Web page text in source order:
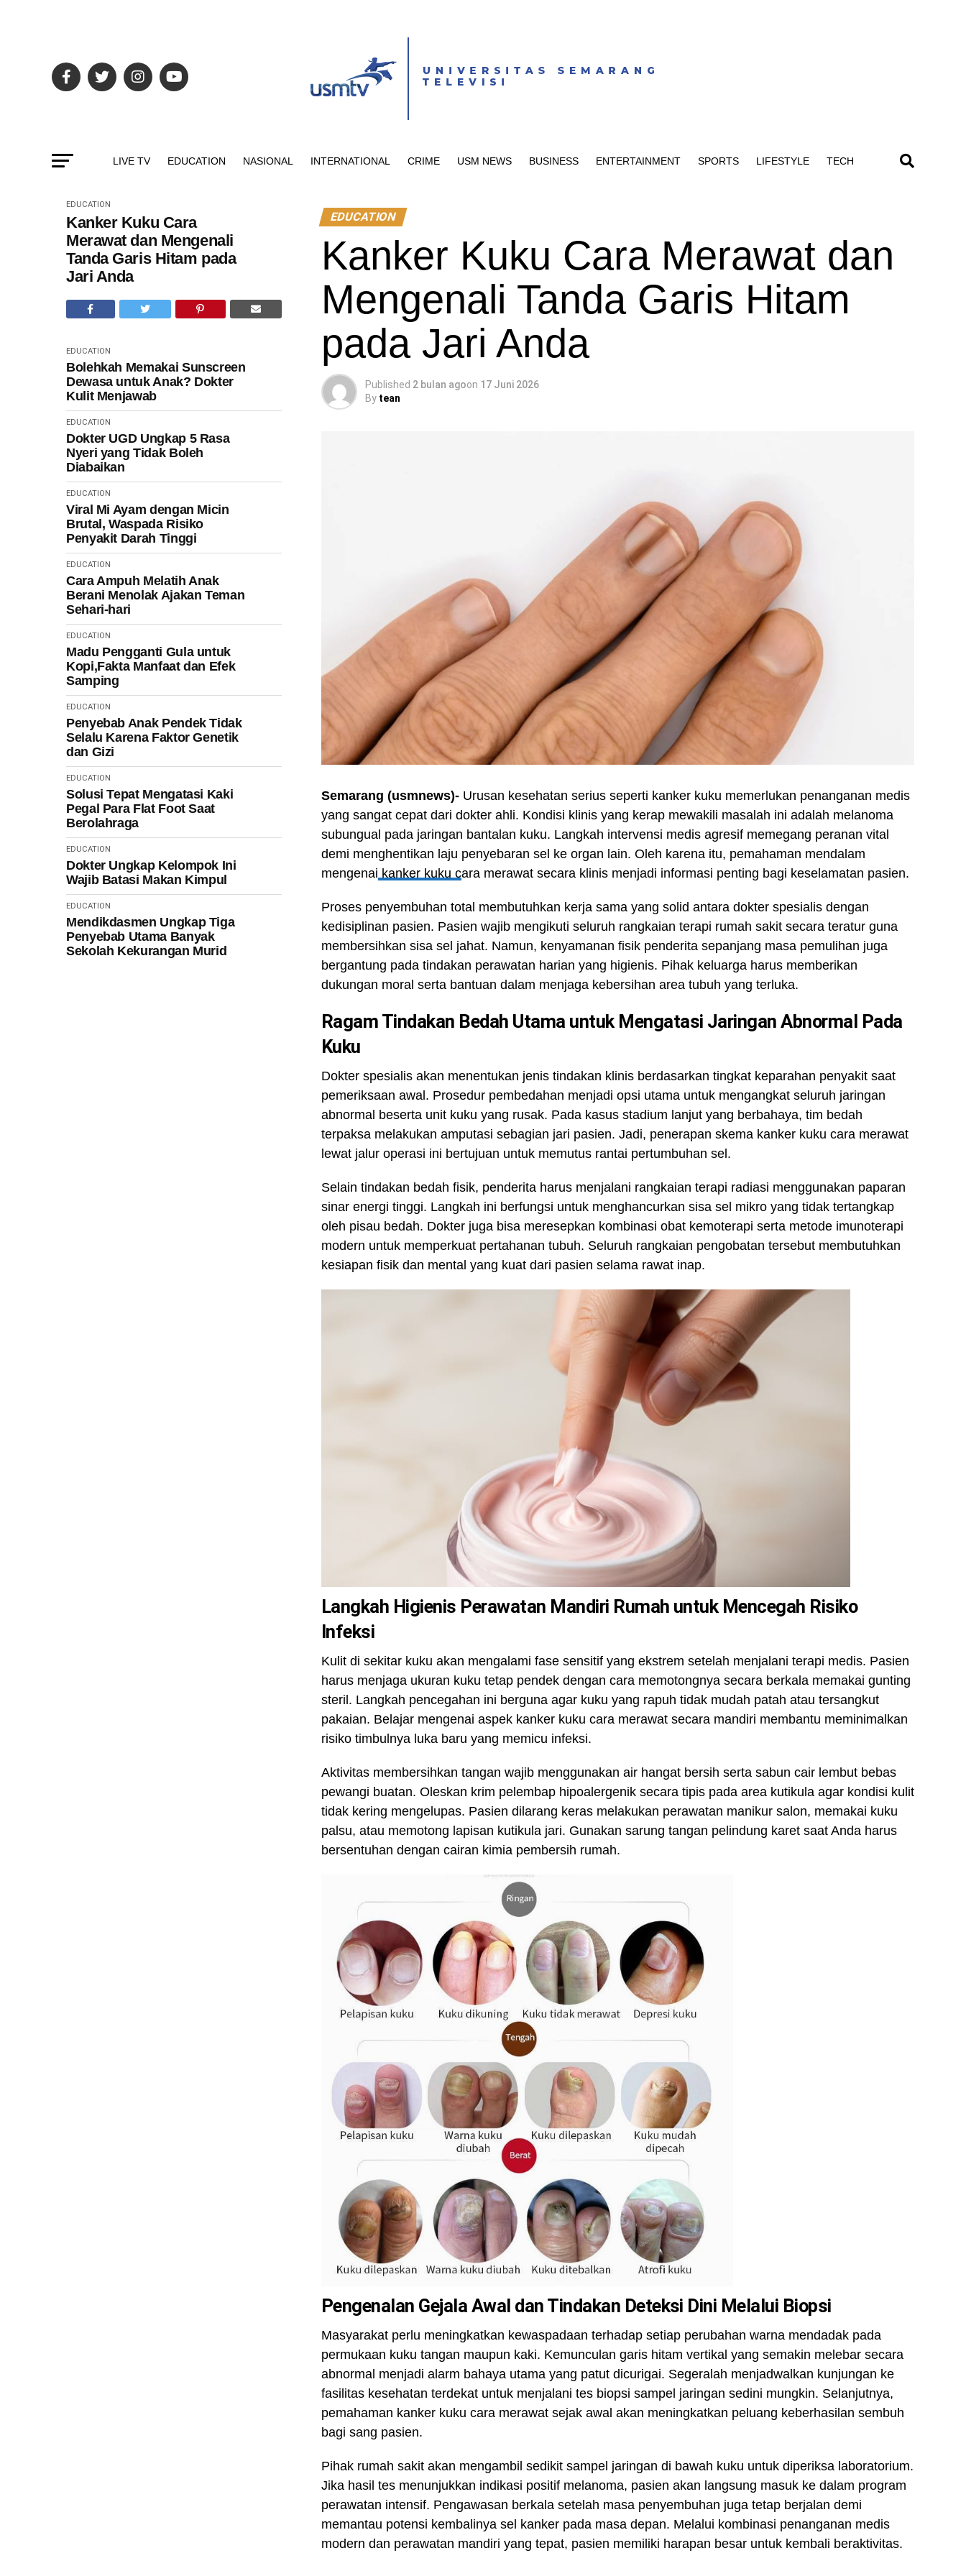
LIVE TV EDUCATION NASIONAL INTERNATIONAL CRIME USM NEWS BUSINESS ENTERTAINMENT SPORTS LIFESTYLE TECH
EDUCATION
Kanker Kuku Cara
Merawat dan Mengenali
Tanda Garis Hitam pada
Jari Anda
EDUCATION
Bolehkah Memakai Sunscreen
Dewasa untuk Anak? Dokter
Kulit Menjawab
EDUCATION
Dokter UGD Ungkap 5 Rasa
Nyeri yang Tidak Boleh
Diabaikan
EDUCATION
Viral Mi Ayam dengan Micin
Brutal, Waspada Risiko
Penyakit Darah Tinggi
EDUCATION
Cara Ampuh Melatih Anak
Berani Menolak Ajakan Teman
Sehari-hari
EDUCATION
Madu Pengganti Gula untuk
Kopi,Fakta Manfaat dan Efek
Samping
EDUCATION
Penyebab Anak Pendek Tidak
Selalu Karena Faktor Genetik
dan Gizi
EDUCATION
Solusi Tepat Mengatasi Kaki
Pegal Para Flat Foot Saat
Berolahraga
EDUCATION
Dokter Ungkap Kelompok Ini
Wajib Batasi Makan Kimpul
EDUCATION
Mendikdasmen Ungkap Tiga
Penyebab Utama Banyak
Sekolah Kekurangan Murid
EDUCATION
Kanker Kuku Cara Merawat dan
Mengenali Tanda Garis Hitam
pada Jari Anda
Published 2 bulan agoon 17 Juni 2026
By tean
Semarang (usmnews)- Urusan kesehatan serius seperti kanker kuku memerlukan penanganan medis
yang sangat cepat dari dokter ahli. Kondisi klinis yang kerap mewakili masalah ini adalah melanoma
subungual pada jaringan bantalan kuku. Langkah intervensi medis agresif memegang peranan vital
demi menghentikan laju penyebaran sel ke organ lain. Oleh karena itu, pemahaman mendalam
mengenai kanker kuku cara merawat secara klinis menjadi informasi penting bagi keselamatan pasien.
Proses penyembuhan total membutuhkan kerja sama yang solid antara dokter spesialis dengan
kedisiplinan pasien. Pasien wajib mengikuti seluruh rangkaian terapi rumah sakit secara teratur guna
membersihkan sisa sel jahat. Namun, kenyamanan fisik penderita sepanjang masa pemulihan juga
bergantung pada tindakan perawatan harian yang higienis. Pihak keluarga harus memberikan
dukungan moral serta bantuan dalam menjaga kebersihan area tubuh yang terluka.
Ragam Tindakan Bedah Utama untuk Mengatasi Jaringan Abnormal Pada
Kuku
Dokter spesialis akan menentukan jenis tindakan klinis berdasarkan tingkat keparahan penyakit saat
pemeriksaan awal. Prosedur pembedahan menjadi opsi utama untuk mengangkat seluruh jaringan
abnormal beserta unit kuku yang rusak. Pada kasus stadium lanjut yang berbahaya, tim bedah
terpaksa melakukan amputasi sebagian jari pasien. Jadi, penerapan skema kanker kuku cara merawat
lewat jalur operasi ini bertujuan untuk memutus rantai pertumbuhan sel.
Selain tindakan bedah fisik, penderita harus menjalani rangkaian terapi radiasi menggunakan paparan
sinar energi tinggi. Langkah ini berfungsi untuk menghancurkan sisa sel mikro yang tidak tertangkap
oleh pisau bedah. Dokter juga bisa meresepkan kombinasi obat kemoterapi serta metode imunoterapi
modern untuk memperkuat pertahanan tubuh. Seluruh rangkaian pengobatan tersebut membutuhkan
kesiapan fisik dan mental yang kuat dari pasien selama rawat inap.
Langkah Higienis Perawatan Mandiri Rumah untuk Mencegah Risiko
Infeksi
Kulit di sekitar kuku akan mengalami fase sensitif yang ekstrem setelah menjalani terapi medis. Pasien
harus menjaga ukuran kuku tetap pendek dengan cara memotongnya secara berkala memakai gunting
steril. Langkah pencegahan ini berguna agar kuku yang rapuh tidak mudah patah atau tersangkut
pakaian. Belajar mengenai aspek kanker kuku cara merawat secara mandiri membantu meminimalkan
risiko timbulnya luka baru yang memicu infeksi.
Aktivitas membersihkan tangan wajib menggunakan air hangat bersih serta sabun cair lembut bebas
pewangi buatan. Oleskan krim pelembap hipoalergenik secara tipis pada area kutikula agar kondisi kulit
tidak kering mengelupas. Pasien dilarang keras melakukan perawatan manikur salon, memakai kuku
palsu, atau memotong lapisan kutikula jari. Gunakan sarung tangan pelindung karet saat Anda harus
bersentuhan dengan cairan kimia pembersih rumah.
Pengenalan Gejala Awal dan Tindakan Deteksi Dini Melalui Biopsi
Masyarakat perlu meningkatkan kewaspadaan terhadap setiap perubahan warna mendadak pada
permukaan kuku tangan maupun kaki. Kemunculan garis hitam vertikal yang semakin melebar secara
abnormal menjadi alarm bahaya utama yang patut dicurigai. Segeralah menjadwalkan kunjungan ke
fasilitas kesehatan terdekat untuk menjalani tes biopsi sampel jaringan sedini mungkin. Selanjutnya,
pemahaman kanker kuku cara merawat sejak awal akan meningkatkan peluang keberhasilan sembuh
bagi sang pasien.
Pihak rumah sakit akan mengambil sedikit sampel jaringan di bawah kuku untuk diperiksa laboratorium.
Jika hasil tes menunjukkan indikasi positif melanoma, pasien akan langsung masuk ke dalam program
perawatan intensif. Pengawasan berkala setelah masa penyembuhan juga tetap berjalan demi
memantau potensi kembalinya sel kanker pada masa depan. Melalui kombinasi penanganan medis
modern dan perawatan mandiri yang tepat, pasien memiliki harapan besar untuk kembali beraktivitas.